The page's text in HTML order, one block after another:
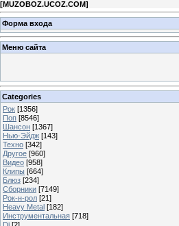
[MUZOBOZ.UCOZ.COM]
Форма входа
Меню сайта
Categories
Рок [1356]
Поп [8546]
Шансон [1367]
Нью-Эйдж [143]
Техно [342]
Другое [960]
Видео [958]
Клипы [664]
Блюз [234]
Сборники [7149]
Рок-н-рол [21]
Heavy Metal [182]
Инструментальная [718]